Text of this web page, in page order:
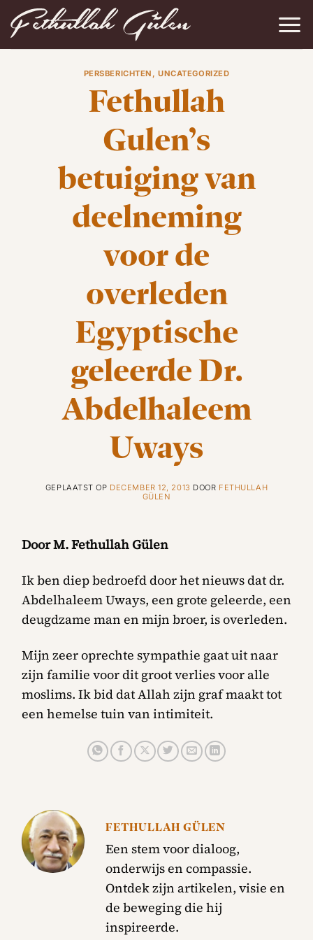
naar
inhoud
PERSBERICHTEN ,UNCATEGORIZED
Fethullah
Gulen’s
betuiging van
deelneming
voor de
overleden
Egyptische
geleerde Dr.
Abdelhaleem
Uways
GEPLAATST OP DECEMBER 12, 2013 DOOR FETHULLAH
GÜLEN
Door M. Fethullah Gülen
Ik ben diep bedroefd door het nieuws dat dr.
Abdelhaleem Uways, een grote geleerde, een
deugdzame man en mijn broer, is overleden.
Mijn zeer oprechte sympathie gaat uit naar
zijn familie voor dit groot verlies voor alle
moslims. Ik bid dat Allah zijn graf maakt tot
een hemelse tuin van intimiteit.
FETHULLAH GÜLEN
Een stem voor dialoog,
onderwijs en compassie.
Ontdek zijn artikelen, visie en
de beweging die hij
inspireerde.